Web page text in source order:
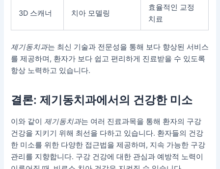
3D 스캐너 치아 모델링
효율적인 교정
치료
제기동치과는 최신 기술과 전문성을 통해 보다 향상된 서비스
를 제공하며, 환자가 보다 쉽고 편리하게 진료받을 수 있도록
항상 노력하고 있습니다.
결론: 제기동치과에서의 건강한 미소
이와 같이제기동치과는 여러 진료과목을 통해 환자의 구강
건강을 지키기 위해 최선을 다하고 있습니다. 환자들의 건강
한 미소를 위한 다양한 접근법을 제공하며, 지속 가능한 구강
관리를 지향합니다. 구강 건강에 대한 관심과 예방적 노력이